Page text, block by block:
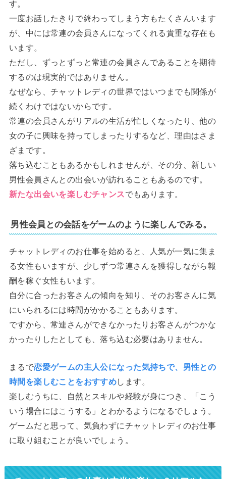
す。
一度お話したきりで終わってしまう方もたくさんいます
が、中には常連の会員さんになってくれる貴重な存在も
います。
ただし、ずっとずっと常連の会員さんであることを期待
するのは現実的ではありません。
なぜなら、チャットレディの世界ではいつまでも関係が
続くわけではないからです。
常連の会員さんがリアルの生活が忙しくなったり、他の
女の子に興味を持ってしまったりするなど、理由はさま
ざまです。
落ち込むこともあるかもしれませんが、その分、新しい
男性会員さんとの出会いが訪れることもあるのです。
新たな出会いを楽しむチャンスでもあります。
男性会員との会話をゲームのように楽しんでみる。
チャットレディのお仕事を始めると、人気が一気に集ま
る女性もいますが、少しずつ常連さんを獲得しながら報
酬を稼ぐ女性もいます。
自分に合ったお客さんの傾向を知り、そのお客さんに気
にいられるには時間がかかることもあります。
ですから、常連さんができなかったりお客さんがつかな
かったりしたとしても、落ち込む必要はありません。
まるで恋愛ゲームの主人公になった気持ちで、男性との
時間を楽しむことをおすすめします。
楽しむうちに、自然とスキルや経験が身につき、「こう
いう場合にはこうする」とわかるようになるでしょう。
ゲームだと思って、気負わずにチャットレディのお仕事
に取り組むことが良いでしょう。